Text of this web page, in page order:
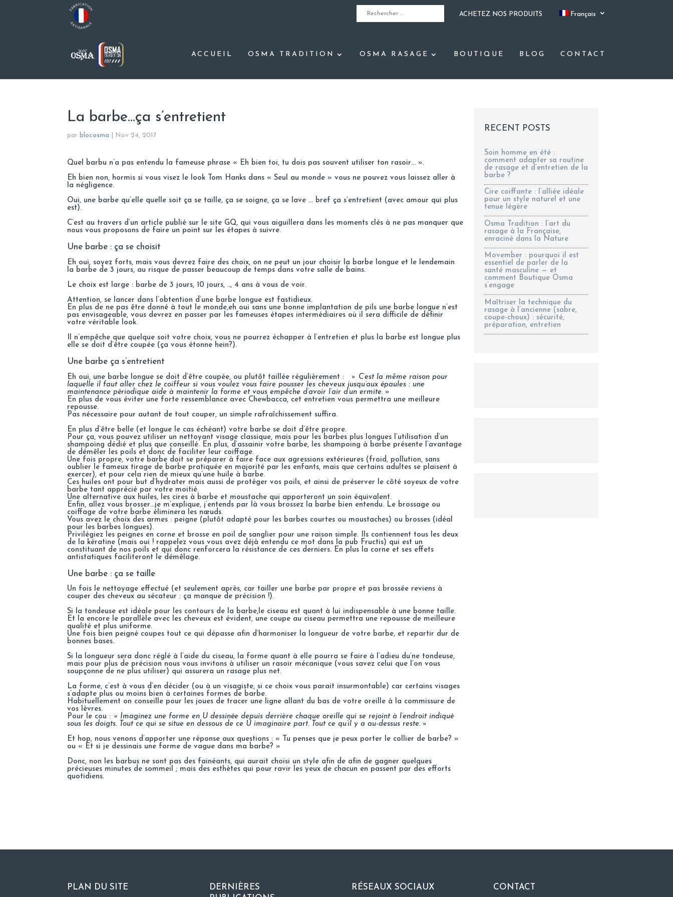
ACHETEZ NOS PRODUITS Français
ACCUEIL OSMA TRADITION OSMA RASAGE BOUTIQUE BLOG CONTACT
La barbe…ça s’entretient
par blocosma Nov 24, 2017
Quel barbu n’a pas entendu la fameuse phrase « Eh bien toi, tu dois pas souvent utiliser ton rasoir… ».
Eh bien non, hormis si vous visez le look Tom Hanks dans « Seul au monde » vous ne pouvez vous laissez aller à
la négligence.
Oui, une barbe qu’elle quelle soit ça se taille, ça se soigne, ça se lave … bref ça s’entretient (avec amour qui plus
est).
C’est au travers d’un article publié sur le site GQ, qui vous aiguillera dans les moments clés à ne pas manquer que
nous vous proposons de faire un point sur les étapes à suivre.
Une barbe : ça se choisit
Eh oui, soyez forts, mais vous devrez faire des choix, on ne peut un jour choisir la barbe longue et le lendemain
la barbe de 3 jours, au risque de passer beaucoup de temps dans votre salle de bains.
Le choix est large : barbe de 3 jours, 10 jours, .., 4 ans à vous de voir.
Attention, se lancer dans l’obtention d’une barbe longue est fastidieux.
En plus de ne pas être donné à tout le monde,eh oui sans une bonne implantation de pils une barbe longue n’est
pas envisageable, vous devrez en passer par les fameuses étapes intermédiaires où il sera difficile de définir
votre véritable look.
Il n’empêche que quelque soit votre choix, vous ne pourrez échapper à l’entretien et plus la barbe est longue plus
elle se doit d’être coupée (ça vous étonne hein?).
Une barbe ça s’entretient
Eh oui, une barbe longue se doit d’être coupée, ou plutôt taillée régulièrement :
» C’est la même raison pour
laquelle il faut aller chez le coiffeur si vous voulez vous faire pousser les cheveux jusqu’aux épaules : une
maintenance périodique aide à maintenir la forme et vous empêche d’avoir l’air d’un ermite. »
En plus de vous éviter une forte ressemblance avec Chewbacca, cet entretien vous permettra une meilleure
repousse.
Pas nécessaire pour autant de tout couper, un simple rafraîchissement suffira.
En plus d’être belle (et longue le cas échéant) votre barbe se doit d’être propre.
Pour ça, vous pouvez utiliser un nettoyant visage classique, mais pour les barbes plus longues l’utilisation d’un
shampoing dédié et plus que conseillé. En plus, d’assainir votre barbe, les shampoing à barbe présente l’avantage
de démêler les poils et donc de faciliter leur coiffage.
Une fois propre, votre barbe doit se préparer à faire face aux agressions extérieures (froid, pollution, sans
oublier le fameux tirage de barbe pratiquée en majorité par les enfants, mais que certains adultes se plaisent à
exercer), et pour cela rien de mieux qu’une huile à barbe.
Ces huiles ont pour but d’hydrater mais aussi de protéger vos poils, et ainsi de préserver le côté soyeux de votre
barbe tant apprécié par votre moitié.
Une alternative aux huiles, les cires à barbe et moustache qui apporteront un soin équivalent.
Enfin, allez vous brosser…je m’explique, j’entends par là vous brossez la barbe bien entendu. Le brossage ou
coiffage de votre barbe éliminera les nœuds.
Vous avez le choix des armes : peigne (plutôt adapté pour les barbes courtes ou moustaches) ou brosses (idéal
pour les barbes longues).
Privilégiez les peignes en corne et brosse en poil de sanglier pour une raison simple. Ils contiennent tous les deux
de la kératine (mais oui ! rappelez vous vous avez déjà entendu ce mot dans la pub Fructis) qui est un
constituant de nos poils et qui donc renforcera la résistance de ces derniers. En plus la corne et ses effets
antistatiques faciliteront le démêlage.
Une barbe : ça se taille
Un fois le nettoyage effectué (et seulement après, car tailler une barbe par propre et pas brossée reviens à
couper des cheveux au sécateur : ça manque de précision !).
Si la tondeuse est idéale pour les contours de la barbe,le ciseau est quant à lui indispensable à une bonne taille.
Et la encore le parallèle avec les cheveux est évident, une coupe au ciseau permettra une repousse de meilleure
qualité et plus uniforme.
Une fois bien peigné coupes tout ce qui dépasse afin d’harmoniser la longueur de votre barbe, et repartir dur de
bonnes bases.
Si la longueur sera donc réglé à l’aide du ciseau, la forme quant à elle pourra se faire à l’adieu du’ne tondeuse,
mais pour plus de précision nous vous invitons à utiliser un rasoir mécanique (vous savez celui que l’on vous
soupçonne de ne plus utiliser) qui assurera un rasage plus net.
La forme, c’est à vous d’en décider (ou à un visagiste, si ce choix vous parait insurmontable) car certains visages
s’adapte plus ou moins bien à certaines formes de barbe.
Habituellement on conseille pour les joues de tracer une ligne allant du bas de votre oreille à la commissure de
vos lèvres.
Pour le cou : « Imaginez une forme en U dessinée depuis derrière chaque oreille qui se rejoint à l’endroit indiqué
sous les doigts. Tout ce qui se situe en dessous de ce U imaginaire part. Tout ce qu’il y a au-dessus reste. »
Et hop, nous venons d’apporter une réponse aux questions : « Tu penses que je peux porter le collier de barbe? »
ou « Et si je dessinais une forme de vague dans ma barbe? »
Donc, non les barbus ne sont pas des fainéants, qui aurait choisi un style afin de afin de gagner quelques
précieuses minutes de sommeil ; mais des esthètes qui pour ravir les yeux de chacun en passent par des efforts
quotidiens.
RECENT POSTS
Soin homme en été :
comment adapter sa routine
de rasage et d’entretien de la
barbe ?
Cire coiffante : l’alliée idéale
pour un style naturel et une
tenue légère
Osma Tradition : l’art du
rasage à la Française,
enraciné dans la Nature
Movember : pourquoi il est
essentiel de parler de la
santé masculine — et
comment Boutique Osma
s’engage
Maîtriser la technique du
rasage à l’ancienne (sabre,
coupe-choux) : sécurité,
préparation, entretien
PLAN DU SITE
DERNIÈRES
RÉSEAUX SOCIAUX CONTACT